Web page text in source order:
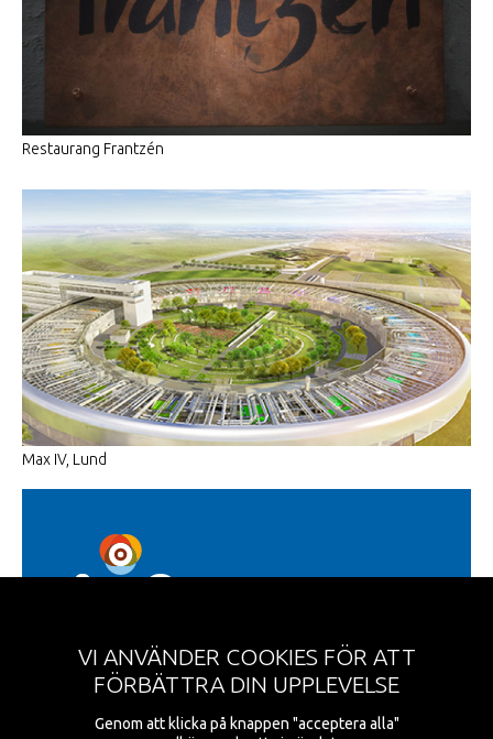
Restaurang Frantzén
Max IV, Lund
Region Skåne
Lockarpsvägen 6c
213 76 Malmö
VI ANVÄNDER COOKIES FÖR ATT
FÖRBÄTTRA DIN UPPLEVELSE
Genom att klicka på knappen "acceptera alla"